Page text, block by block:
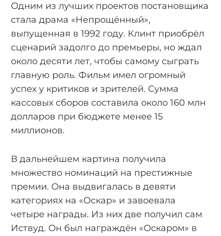
Одним из лучших проектов постановщика
стала драма «Непрощённый»,
выпущенная в 1992 году. Клинт приобрёл
сценарий задолго до премьеры, но ждал
около десяти лет, чтобы самому сыграть
главную роль. Фильм имел огромный
успех у критиков и зрителей. Сумма
кассовых сборов составила около 160 млн
долларов при бюджете менее 15
миллионов.
В дальнейшем картина получила
множество номинаций на престижные
премии. Она выдвигалась в девяти
категориях на «Оскар» и завоевала
четыре награды. Из них две получил сам
Иствуд. Он был награждён «Оскаром» в